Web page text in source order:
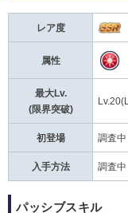
レア度
属性
最大Lv.
(限界突破)
初登場 調査中
入手方法 調査中
パッシブスキル